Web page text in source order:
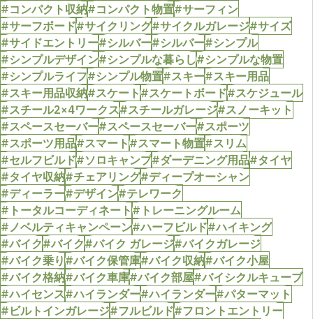
#コンパクト収納#コンパクト物置#サーフィン
#サーフボード#サイクリング#サイクルガレージ#サイズ
#サイドエントリー#シルバー#シルバー#シンプル
#シンプルデザイン#シンプルな暮らし#シンプルな物置
#シンプルライフ#シンプル物置#スキー#スキー用品
#スキー用品収納#スケート#スケートボード#スケジュール
#スチール2×4ワークス#スチールガレージ#スノーキット
#スペースセーバー#スペースセーバー#スポーツ
#スポーツ用品#スマート#スマート物置#スリム
#セルフビルド#ソロキャンプ#ダーデニング用品#タイヤ
#タイヤ収納#チェアリング#ディープオーシャン
#ディーラー#デザイン#テレワーク
#トータルコーディネート#トレーニングルーム
#ノベルティキャンペーン#ハーフビルド#ハイキング
#バイク#バイク#バイク ガレージ#バイクガレージ
#バイク乗り#バイク保管庫#バイク収納#バイク小屋
#バイク格納#バイク車庫#バイク部屋#バイシクルキューブ
#ハイセンス#ハイランダー#ハイランダー#パターマット
#ビルトインガレージ#フルビルド#フロントエントリー